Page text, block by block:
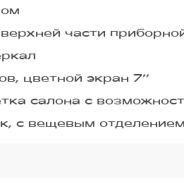
части
цветной экран 7’’
салона с
с вещевым отделением